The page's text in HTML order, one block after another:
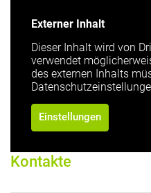
Externer Inhalt
Dieser Inhalt wird von
verwendet
des externen Inhalts
Einstellungen
Kontakte